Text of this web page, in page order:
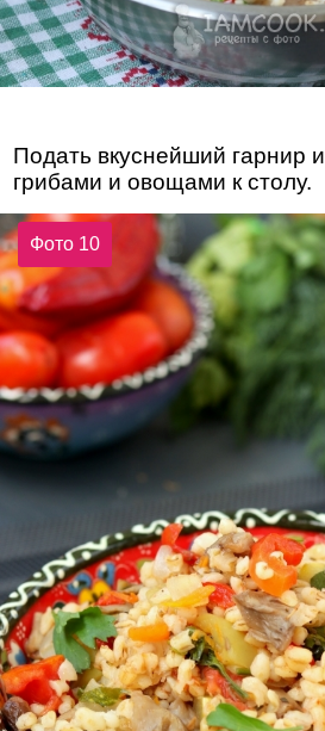
Подать вкуснейший гарнир
грибами и овощами к столу.
Фото 10